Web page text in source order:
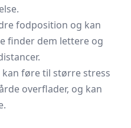
fodposition og kan
finder dem lettere og
føre til større stress
overflader, og kan